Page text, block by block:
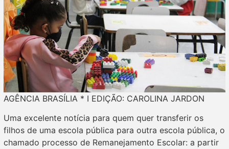
AGÊNCIA BRASÍLIA * I EDIÇÃO: CAROLINA JARDON
Uma excelente notícia para quem quer transferir os
filhos de uma escola pública para outra escola pública, o
chamado processo de Remanejamento Escolar: a partir